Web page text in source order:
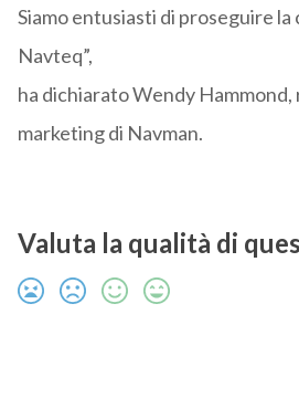
Siamo entusiasti di proseguire
Navteq”,
ha dichiarato Wendy Hammond,
marketing di Navman.
Valuta la qualità di